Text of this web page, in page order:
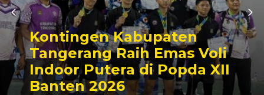
Kontingen Kabupaten
Tangerang Raih Emas Voli
Indoor Putera di Popda XII
Banten 2026